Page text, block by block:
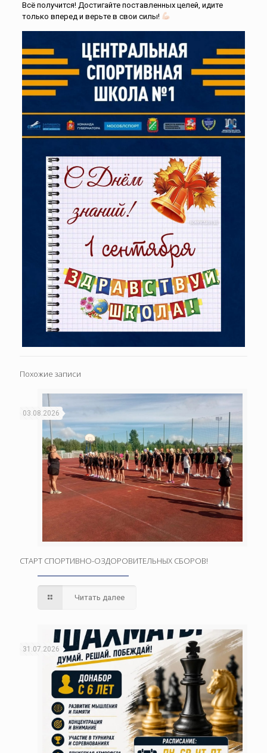
Всё получится! Достигайте поставленных целей, идите
только вперед и верьте в свои силы!
Похожие записи
03.08.2026
СТАРТ СПОРТИВНО-ОЗДОРОВИТЕЛЬНЫХ СБОРОВ!
Читать далее
31.07.2026